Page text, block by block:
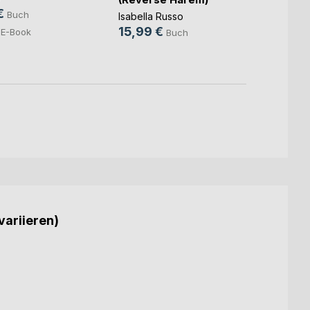
Buch
E-Book
Isabella Russo
15,99 € Buch